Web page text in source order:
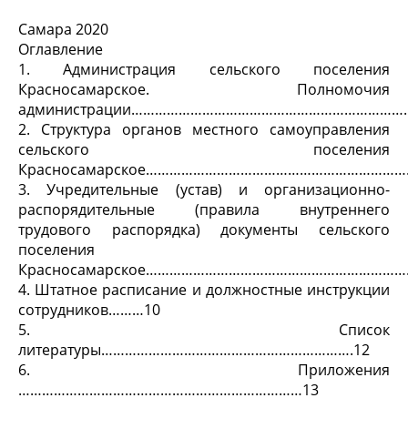
Самара 2020
Оглавление
1.
Администрация сельского поселения
Красносамарское. Полномочия
2.
Структура органов местного самоуправления
сельского поселения
3.
Учредительные (устав) и организационно-
распорядительные (правила внутреннего
трудового распорядка) документы сельского
поселения
4. Штатное расписание и должностные инструкции
сотрудников………10
5.
Список
литературы……………………………………………………….12
6.
Приложения
………………………………………………………………13